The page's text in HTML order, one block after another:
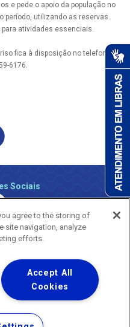
e pede o apoio da população no
período, utilizando as reservas
atividades essenciais.
fica à disposição no telefone
6176.
Sociais
- Todos os Direitos Reservados.
a vida
Sites e Aplicativos
agree to the storing of
site navigation, analyze
efforts.
Accept All
Cookies